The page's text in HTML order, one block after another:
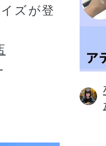
ズが登